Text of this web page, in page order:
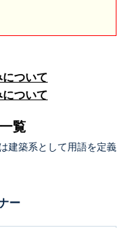
ついて
ついて
覧
建築系として用語を定義
ー